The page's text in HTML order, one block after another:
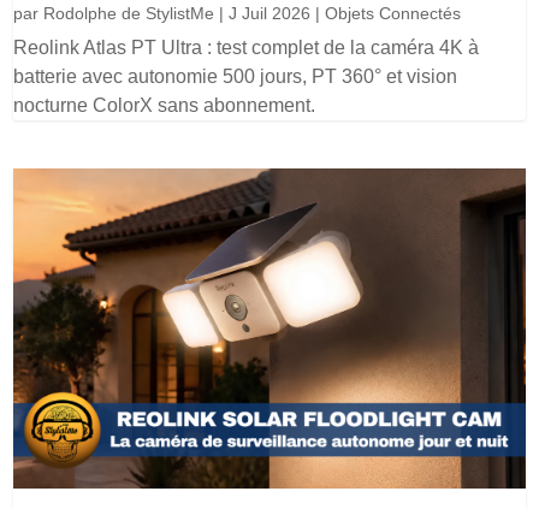
par Rodolphe de StylistMe |J Juil 2026 |Objets Connectés
Reolink Atlas PT Ultra : test complet de la caméra 4K à
batterie avec autonomie 500 jours, PT 360° et vision
nocturne ColorX sans abonnement.